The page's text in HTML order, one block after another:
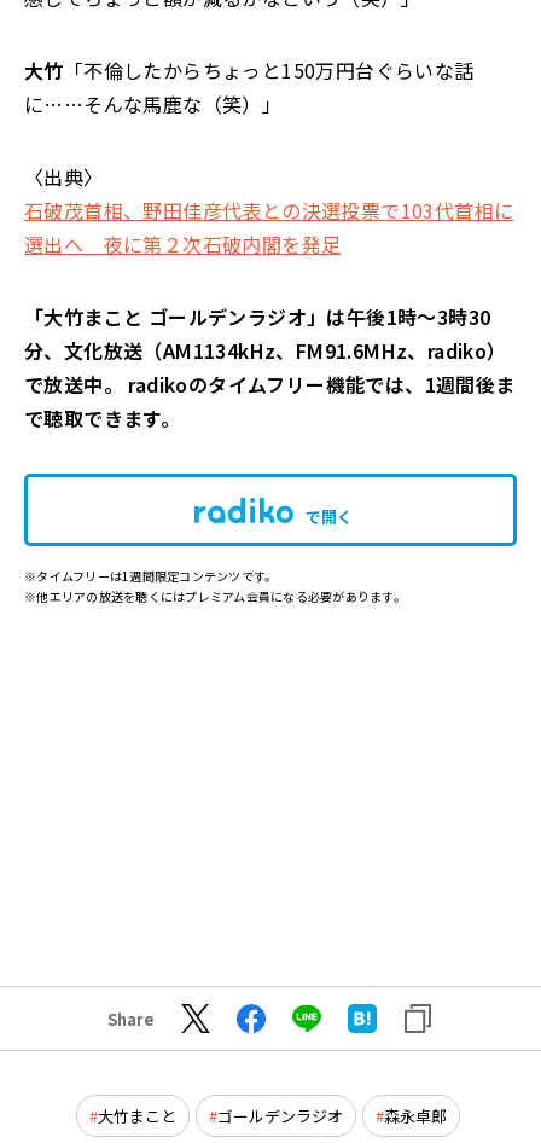
大竹 「不倫したからちょっと150万円台ぐらいな話
に……そんな馬鹿な（笑）」
〈出典〉
石破茂首相、野田佳彦代表との決選投票で103代首相に
選出へ 夜に第２次石破内閣を発足
「大竹まこと ゴールデンラジオ」は午後1時～3時30
分、文化放送（AM1134kHz、FM91.6MHz、radiko）
で放送中。 radikoのタイムフリー機能では、1週間後ま
で聴取できます。
で開く
※タイムフリーは1週間限定コンテンツです。
※他エリアの放送を聴くにはプレミアム会員になる必要があります。
Share
大竹まこと ゴールデンラジオ 森永卓郎